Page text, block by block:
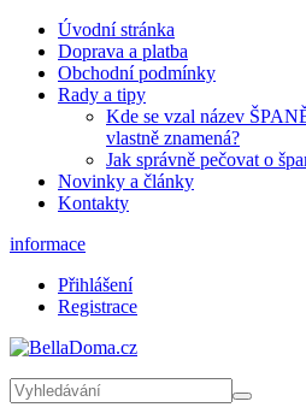
Úvodní stránka
Doprava a platba
Obchodní podmínky
Rady a tipy
Kde se vzal název
vlastně znamená?
Jak správně pečovat o
Novinky a články
Kontakty
informace
Přihlášení
Registrace